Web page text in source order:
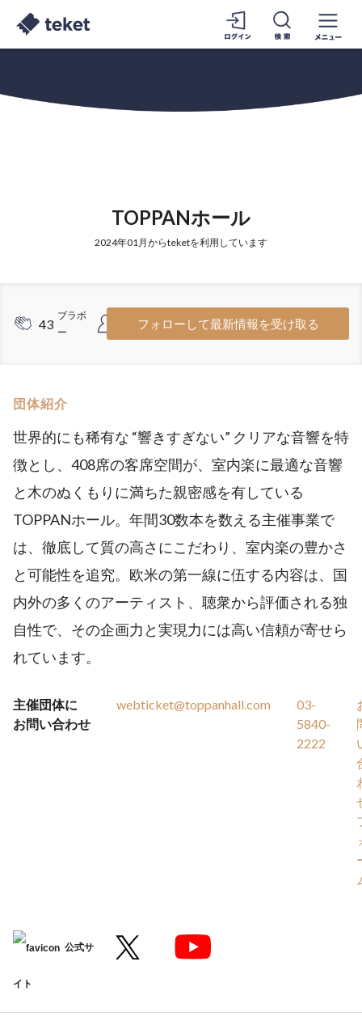
TOPPANホール
2024年01月からteketを利用しています
43
ブラボ
ー
ー
フォローして最新情報を受け取る
団体紹介
世界的にも稀有な “響きすぎない” クリアな音響を特
徴とし、408席の客席空間が、室内楽に最適な音響
と木のぬくもりに満ちた親密感を有している
TOPPANホール。年間30数本を数える主催事業で
は、徹底して質の高さにこだわり、室内楽の豊かさ
と可能性を追究。欧米の第一線に伍する内容は、国
内外の多くのアーティスト、聴衆から評価される独
自性で、その企画力と実現力には高い信頼が寄せら
れています。
主催団体に
お問い合わせ
webticket@toppanhall.com
03-
5840-
2222
公式サ
イト